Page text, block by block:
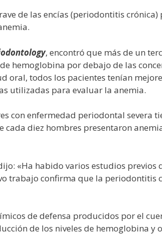
de las encías (periodontitis
, encontró que más de un
hemoglobina por debajo de las
oral, todos los pacientes tenían
utilizadas para evaluar la anemia.
con enfermedad periodontal severa
cada diez hombres presentaron
«Ha habido varios estudios previos
trabajo confirma que la
de defensa producidos por el
de los niveles de hemoglobina